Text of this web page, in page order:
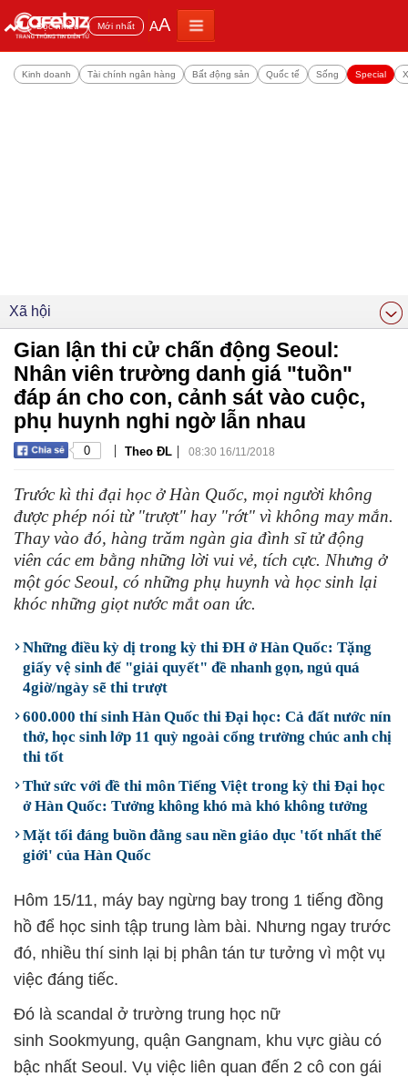
Đọc nhiều Mới nhất AA
Kinh doanh Tài chính ngân hàng Bất động sản Quốc tế Sống Special
Xã hội
Gian lận thi cử chấn động Seoul:
Nhân viên trường danh giá "tuồn"
đáp án cho con, cảnh sát vào cuộc,
phụ huynh nghi ngờ lẫn nhau
0 | Theo ĐL | 08:30 16/11/2018
Trước kì thi đại học ở Hàn Quốc, mọi người không
được phép nói từ "trượt" hay "rớt" vì không may mắn.
Thay vào đó, hàng trăm ngàn gia đình sĩ tử động
viên các em bằng những lời vui vẻ, tích cực. Nhưng ở
một góc Seoul, có những phụ huynh và học sinh lại
khóc những giọt nước mắt oan ức.
Những điều kỳ dị trong kỳ thi ĐH ở Hàn Quốc: Tặng
giấy vệ sinh để "giải quyết" đề nhanh gọn, ngủ quá
4giờ/ngày sẽ thi trượt
600.000 thí sinh Hàn Quốc thi Đại học: Cả đất nước nín
thở, học sinh lớp 11 quỳ ngoài cổng trường chúc anh chị
thi tốt
Thử sức với đề thi môn Tiếng Việt trong kỳ thi Đại học
ở Hàn Quốc: Tưởng không khó mà khó không tưởng
Mặt tối đáng buồn đằng sau nền giáo dục 'tốt nhất thế
giới' của Hàn Quốc
Hôm 15/11, máy bay ngừng bay trong 1 tiếng đồng
hồ để học sinh tập trung làm bài. Nhưng ngay trước
đó, nhiều thí sinh lại bị phân tán tư tưởng vì một vụ
việc đáng tiếc.
Đó là scandal ở trường trung học nữ
sinh Sookmyung, quận Gangnam, khu vực giàu có
bậc nhất Seoul. Vụ việc liên quan đến 2 cô con gái